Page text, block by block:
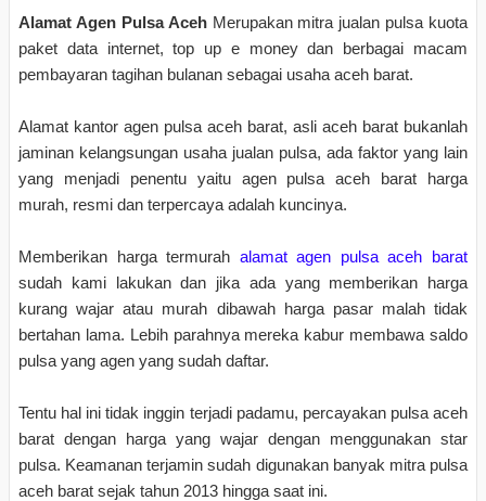
Alamat Agen Pulsa AcehMerupakan mitra jualan pulsa kuota
paket data internet, top up e money dan berbagai macam
pembayaran tagihan bulanan sebagai usaha aceh barat.
Alamat kantor agen pulsa aceh barat, asli aceh barat bukanlah
jaminan kelangsungan usaha jualan pulsa, ada faktor yang lain
yang menjadi penentu yaitu agen pulsa aceh barat harga
murah, resmi dan terpercaya adalah kuncinya.
Memberikan harga termurah alamat agen pulsa aceh barat
sudah kami lakukan dan jika ada yang memberikan harga
kurang wajar atau murah dibawah harga pasar malah tidak
bertahan lama. Lebih parahnya mereka kabur membawa saldo
pulsa yang agen yang sudah daftar.
Tentu hal ini tidak inggin terjadi padamu, percayakan pulsa aceh
barat dengan harga yang wajar dengan menggunakan star
pulsa. Keamanan terjamin sudah digunakan banyak mitra pulsa
aceh barat sejak tahun 2013 hingga saat ini.